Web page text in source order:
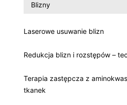
Blizny
Laserowe usuwanie blizn
Redukcja blizn i rozstępów –
Terapia zastępcza z
tkanek